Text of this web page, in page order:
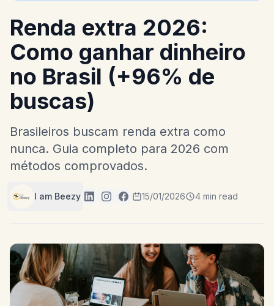
Renda extra 2026:
Como ganhar dinheiro
no Brasil (+96% de
buscas)
Brasileiros buscam renda extra como
nunca. Guia completo para 2026 com
métodos comprovados.
I am Beezy 15/01/2026 4 min read